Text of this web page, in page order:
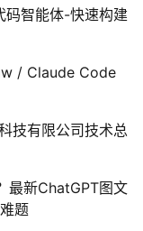
码智能体-快速构建
/ Claude Code
技有限公司技术总
最新ChatGPT图文
题